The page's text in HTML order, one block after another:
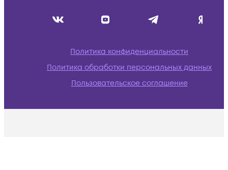
Политика конфиденциальности
Политика обработки персональных данных
Пользовательское соглашение